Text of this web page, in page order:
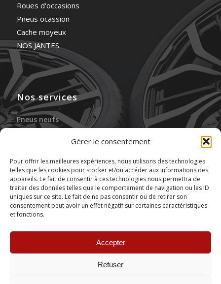
Gérer le consentement
Pour offrir les meilleures expériences, nous utilisons des technologies
telles que les cookies pour stocker et/ou accéder aux informations des
appareils. Le fait de consentir à ces technologies nous permettra de
traiter des données telles que le comportement de navigation ou les ID
uniques sur ce site. Le fait de ne pas consentir ou de retirer son
consentement peut avoir un effet négatif sur certaines caractéristiques
et fonctions.
Accepter
Refuser
Roues d'occasions
Pneus ocassion
Cache moyeux
NOS JANTES
Nos services
Pneus neufs
Gonflage à l’azote
Réparation des pneus
Stockage de pneus
Montage de pneus